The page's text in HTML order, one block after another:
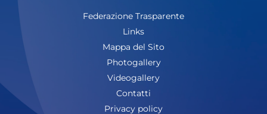
Federazione Trasparente
Links
Mappa del Sito
Photogallery
Videogallery
Contatti
Privacy policy